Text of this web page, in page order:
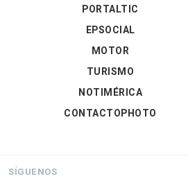
PORTALTIC
EPSOCIAL
MOTOR
TURISMO
NOTIMÉRICA
CONTACTOPHOTO
SÍGUENOS